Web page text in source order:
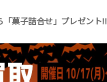
「菓子詰合せ」プレゼント!!